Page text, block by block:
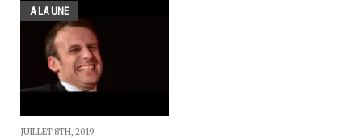
A LA UNE
JUILLET 8TH, 2019